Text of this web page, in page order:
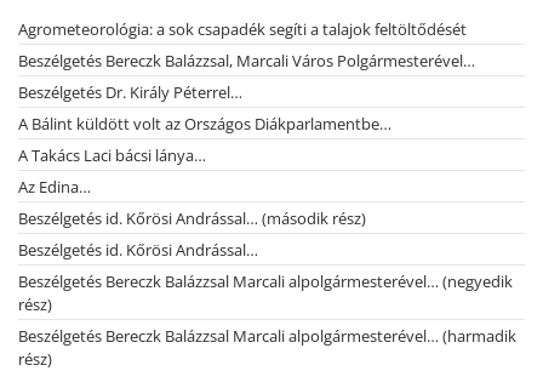
Agrometeorológia: a sok csapadék segíti a talajok feltöltődését
Beszélgetés Bereczk Balázzsal, Marcali Város Polgármesterével…
Beszélgetés Dr. Király Péterrel…
A Bálint küldött volt az Országos Diákparlamentbe…
A Takács Laci bácsi lánya…
Az Edina…
Beszélgetés id. Kőrösi Andrással… (második rész)
Beszélgetés id. Kőrösi Andrással…
Beszélgetés Bereczk Balázzsal Marcali alpolgármesterével… (negyedik
rész)
Beszélgetés Bereczk Balázzsal Marcali alpolgármesterével… (harmadik
rész)